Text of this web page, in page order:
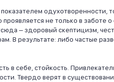
одухотворенности,
не только в заботе
– здоровый скептицизм,
В результате: либо частые
в себе, стойкость.
Твердо верят в